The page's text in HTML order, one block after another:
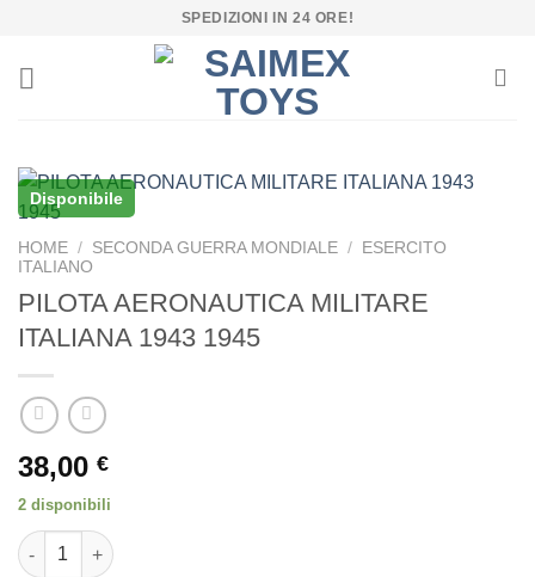
contenuti
SPEDIZIONI IN 24 ORE!
Disponibile
HOME / SECONDA GUERRA MONDIALE /
ESERCITO
ITALIANO
PILOTA AERONAUTICA MILITARE
ITALIANA 1943 1945
38,00 €
2 disponibili
PILOTA AERONAUTICA MILITARE ITALIANA 1943 1945 quantità